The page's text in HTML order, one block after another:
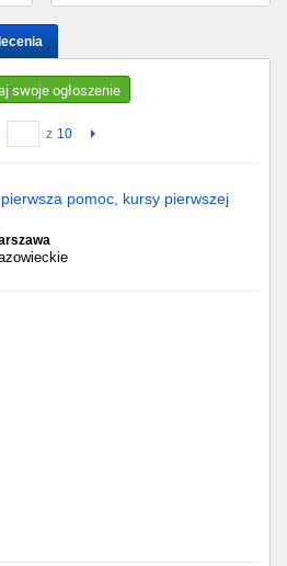
swoje ogłoszenie
z 10
pomoc, kursy pierwszej